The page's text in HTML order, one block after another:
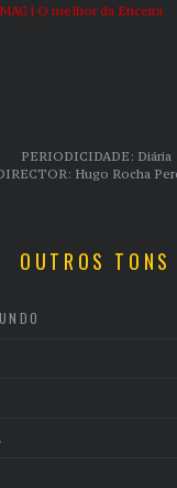
PERIODICIDADE: Diária
Hugo Rocha
OUTROS TONS